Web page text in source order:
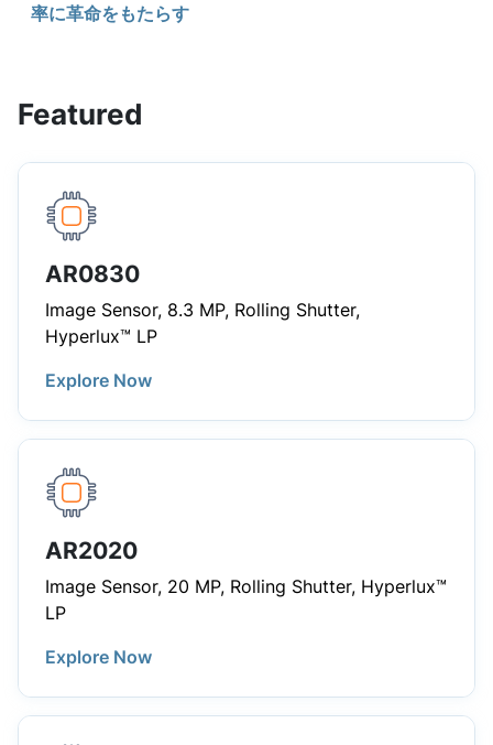
率に革命をもたらす
Featured
AR0830
Image Sensor, 8.3 MP, Rolling Shutter,
Hyperlux™ LP
Explore Now
AR2020
Image Sensor, 20 MP, Rolling Shutter, Hyperlux™
LP
Explore Now